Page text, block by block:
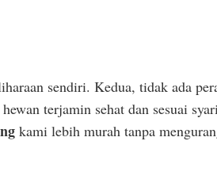
sendiri. Kedua, tidak ada
terjamin sehat dan sesuai
kami lebih murah tanpa